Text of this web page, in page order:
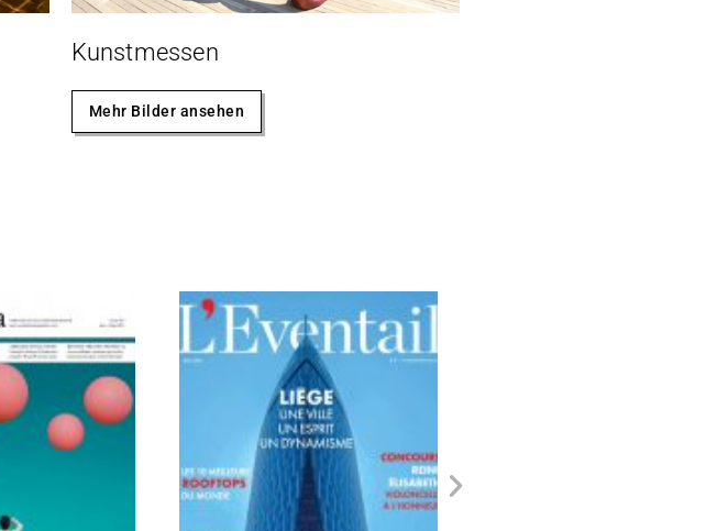
Kunstmessen
Mehr Bilder ansehen